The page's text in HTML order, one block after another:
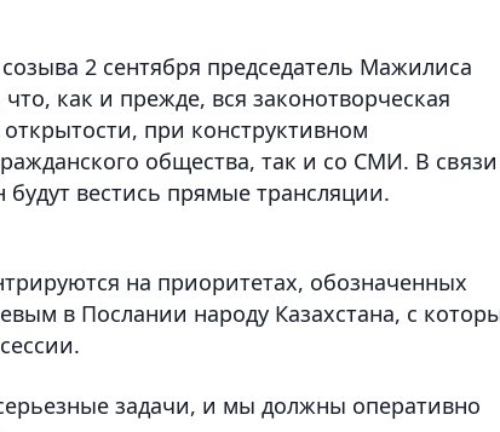
2 сентября председатель Мажилиса
как и прежде, вся законотворческая
при конструктивном
общества, так и со СМИ. В
вестись прямые трансляции.
на приоритетах, обозначенных
в Послании народу Казахстана, с
задачи, и мы должны оперативно